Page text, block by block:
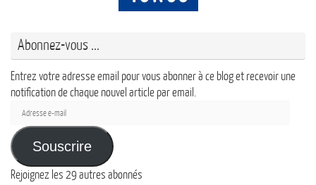
Abonnez-vous ...
Entrez votre adresse email pour vous abonner à ce blog et recevoir une
notification de chaque nouvel article par email.
Adresse
mail
Souscrire
Rejoignez les 29 autres abonnés